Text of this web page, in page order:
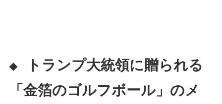
◆
トランプ大統領に贈られる
「金箔のゴルフボール」のメ